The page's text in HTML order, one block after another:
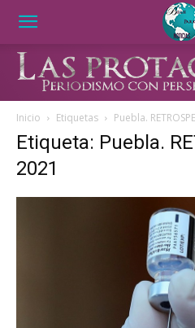
Inicio Etiquetas Puebla.
Etiqueta: Puebla.
2021